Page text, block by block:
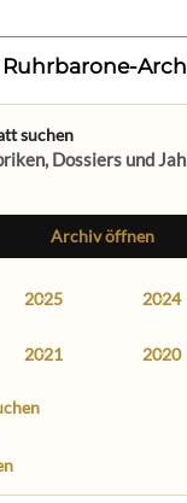
Ruhrbarone-
suchen
Dossiers und
Archiv öffnen
2025 2024
2021 2020